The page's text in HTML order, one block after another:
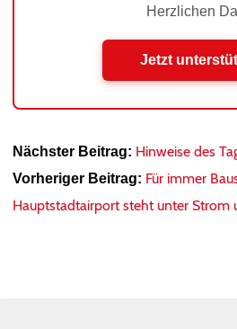
Herzlichen
Jetzt
Nächster Beitrag: Hinweise des
Vorheriger Beitrag: Für immer
Hauptstadtairport steht unter Strom